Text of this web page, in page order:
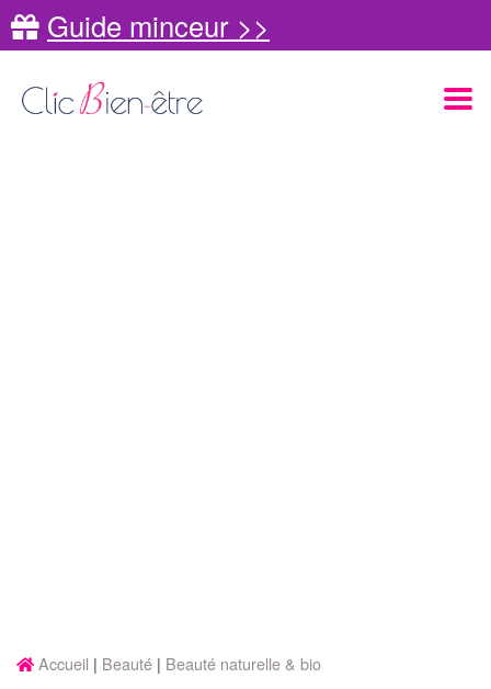
Guide minceur >>
Accueil Beauté Beauté naturelle & bio